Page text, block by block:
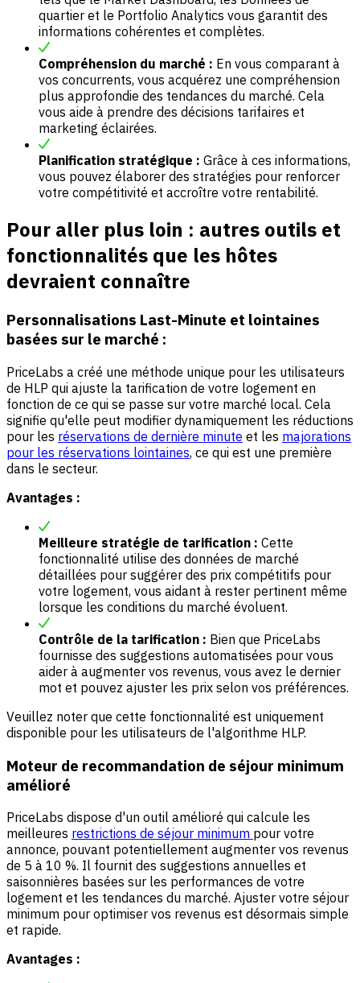
quartier et le Portfolio Analytics vous garantit des
informations cohérentes et complètes.
Compréhension du marché : En vous comparant à
vos concurrents, vous acquérez une compréhension
plus approfondie des tendances du marché. Cela
vous aide à prendre des décisions tarifaires et
marketing éclairées.
Planification stratégique : Grâce à ces informations,
vous pouvez élaborer des stratégies pour renforcer
votre compétitivité et accroître votre rentabilité.
Pour aller plus loin : autres outils et
fonctionnalités que les hôtes
devraient connaître
Personnalisations Last-Minute et lointaines
basées sur le marché :
PriceLabs a créé une méthode unique pour les utilisateurs
de HLP qui ajuste la tarification de votre logement en
fonction de ce qui se passe sur votre marché local. Cela
signifie qu'elle peut modifier dynamiquement les réductions
pour les réservations de dernière minute et les majorations
pour les réservations lointaines, ce qui est une première
dans le secteur.
Avantages :
Meilleure stratégie de tarification : Cette
fonctionnalité utilise des données de marché
détaillées pour suggérer des prix compétitifs pour
votre logement, vous aidant à rester pertinent même
lorsque les conditions du marché évoluent.
Contrôle de la tarification : Bien que PriceLabs
fournisse des suggestions automatisées pour vous
aider à augmenter vos revenus, vous avez le dernier
mot et pouvez ajuster les prix selon vos préférences.
Veuillez noter que cette fonctionnalité est uniquement
disponible pour les utilisateurs de l'algorithme HLP.
Moteur de recommandation de séjour minimum
amélioré
PriceLabs dispose d'un outil amélioré qui calcule les
meilleures restrictions de séjour minimum pour votre
annonce, pouvant potentiellement augmenter vos revenus
de 5 à 10 %. Il fournit des suggestions annuelles et
saisonnières basées sur les performances de votre
logement et les tendances du marché. Ajuster votre séjour
minimum pour optimiser vos revenus est désormais simple
et rapide.
Avantages :